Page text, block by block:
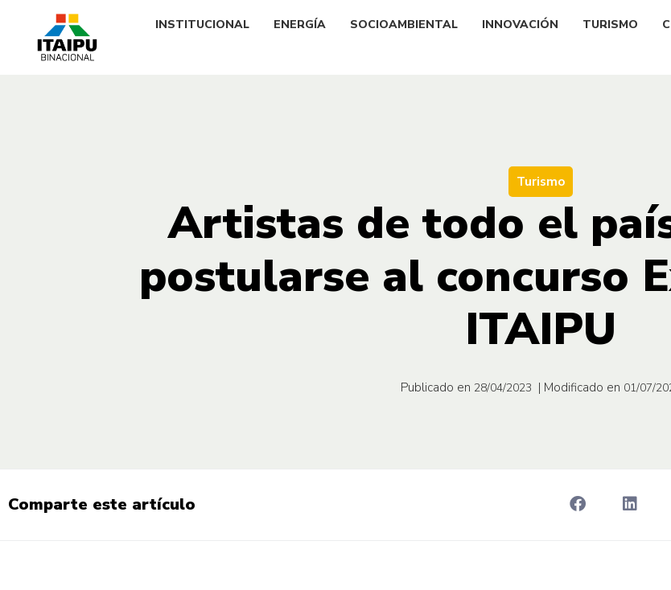
INSTITUCIONAL ENERGÍA SOCIOAMBIENTAL INNOVACIÓN TURISMO
Turismo
Artistas de todo el
postularse al concurso
ITAIPU
Publicado en 28/04/2023 | Modificado en 01/07/
Comparte este artículo